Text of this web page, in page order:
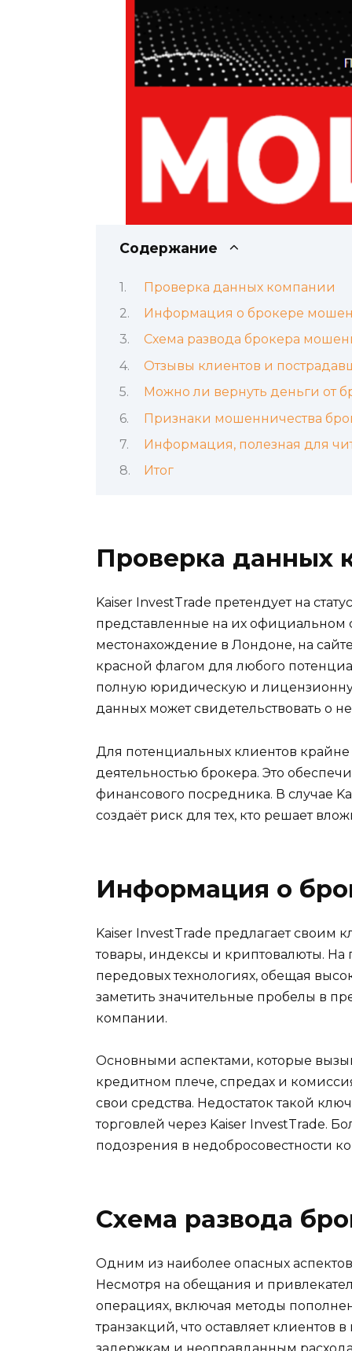
Содержание
Проверка данных компании
Информация о брокере
Схема развода брокера
Отзывы клиентов и
Можно ли вернуть деньги от
Признаки мошенничества
Информация, полезная для
Итог
Проверка данных
Kaiser InvestTrade претендует на
представленные на их официальном
местонахождение в Лондоне, на
красной флагом для любого
полную юридическую и
данных может свидетельствовать о
Для потенциальных клиентов
деятельностью брокера. Это
финансового посредника. В случае
создаёт риск для тех, кто решает
Информация о
Kaiser InvestTrade предлагает своим
товары, индексы и криптовалюты. На
передовых технологиях, обещая
заметить значительные пробелы в
компании.
Основными аспектами, которые
кредитном плече, спредах и
свои средства. Недостаток такой
торговлей через Kaiser InvestTrade.
подозрения в недобросовестности
Схема развода
Одним из наиболее опасных
Несмотря на обещания и
операциях, включая методы
транзакций, что оставляет